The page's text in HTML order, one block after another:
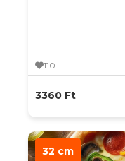
110
3360 Ft
32 cm